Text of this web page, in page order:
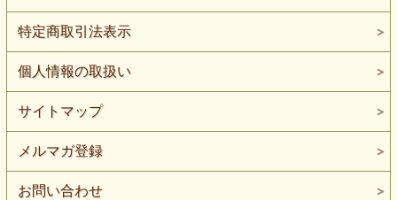
特定商取引法表示
個人情報の取扱い
サイトマップ
メルマガ登録
お問い合わせ